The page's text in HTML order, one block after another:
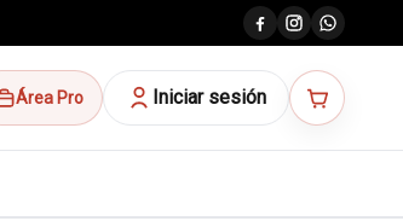
Área Pro Iniciar sesión